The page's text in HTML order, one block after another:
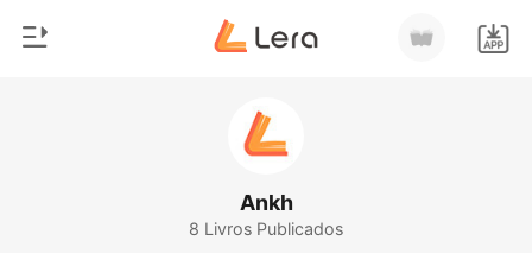
Ankh
8 Livros Publicados